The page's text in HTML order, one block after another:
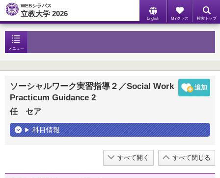
WEBシラバス
立教大学 2026
English MYクラス 検索トップ
メニュー
ソーシャルワーク実習指導２／Social Work
Practicum Guidance 2
任 セア
科目情報
すべて開く すべて閉じる